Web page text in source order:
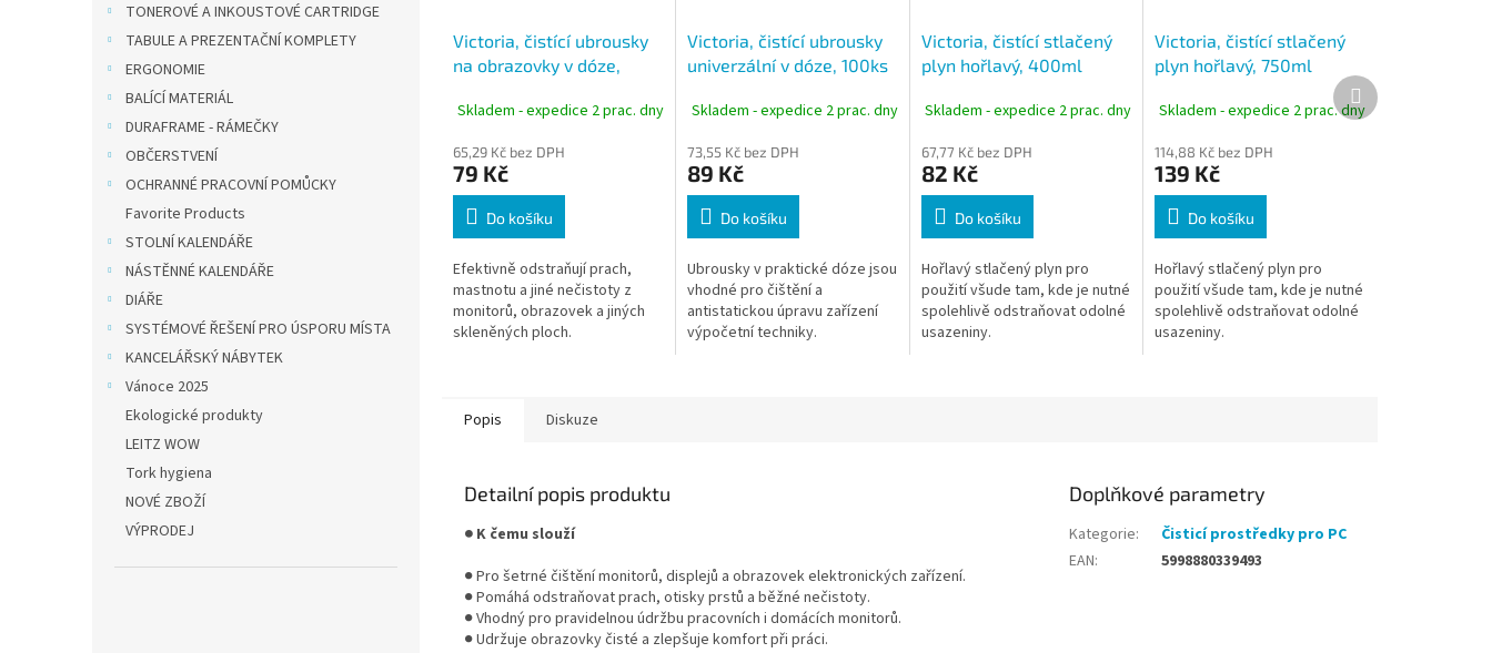
TONEROVÉ A INKOUSTOVÉ CARTRIDGE
TABULE A PREZENTAČNÍ KOMPLETY
ERGONOMIE
BALÍCÍ MATERIÁL
DURAFRAME - RÁMEČKY
OBČERSTVENÍ
OCHRANNÉ PRACOVNÍ POMŮCKY
Favorite Products
STOLNÍ KALENDÁŘE
NÁSTĚNNÉ KALENDÁŘE
DIÁŘE
SYSTÉMOVÉ ŘEŠENÍ PRO ÚSPORU MÍSTA
KANCELÁŘSKÝ NÁBYTEK
Vánoce 2025
Ekologické produkty
LEITZ WOW
Tork hygiena
NOVÉ ZBOŽÍ
VÝPRODEJ
Victoria, čistící ubrousky
na obrazovky v dóze,
Wipes
Skladem - expedice 2 prac. dny
65,29 Kč bez DPH
79 Kč
Do košíku
Efektivně odstraňují prach,
mastnotu a jiné nečistoty z
monitorů, obrazovek a jiných
skleněných ploch.
Victoria, čistící ubrousky
univerzální v dóze, 100ks
Skladem - expedice 2 prac. dny
73,55 Kč bez DPH
89 Kč
Do košíku
Ubrousky v praktické dóze jsou
vhodné pro čištění a
antistatickou úpravu zařízení
výpočetní techniky.
Victoria, čistící stlačený
plyn hořlavý, 400ml
Skladem - expedice 2 prac. dny
67,77 Kč bez DPH
82 Kč
Do košíku
Hořlavý stlačený plyn pro
použití všude tam, kde je nutné
spolehlivě odstraňovat odolné
usazeniny.
Victoria, čistící stlačený
plyn hořlavý, 750ml
Skladem - expedice 2 prac. dny
114,88 Kč bez DPH
139 Kč
Do košíku
Hořlavý stlačený plyn pro
použití všude tam, kde je nutné
spolehlivě odstraňovat odolné
usazeniny.
Další
produkt
Popis Diskuze
Detailní popis produktu
● K čemu slouží
● Pro šetrné čištění monitorů, displejů a obrazovek elektronických zařízení.
● Pomáhá odstraňovat prach, otisky prstů a běžné nečistoty.
● Vhodný pro pravidelnou údržbu pracovních i domácích monitorů.
● Udržuje obrazovky čisté a zlepšuje komfort při práci.
Doplňkové parametry
Kategorie:
Čisticí prostředky pro PC
EAN: 5998880339493